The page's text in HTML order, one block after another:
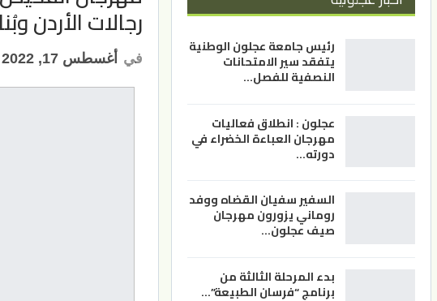
رجالات الأردن
في أغسطس 17, 2022
رئيس جامعة عجلون الوطنية
يتفقد سير الامتحانات
النصفية للفصل…
عجلون : انطلاق فعاليات
مهرجان العباءة الخضراء في
دورته…
السفير سفيان القضاه ووفد
روماني يزورون مهرجان
صيف عجلون…
بدء المرحلة الثالثة من
برنامج “فرسان الطبيعة”…